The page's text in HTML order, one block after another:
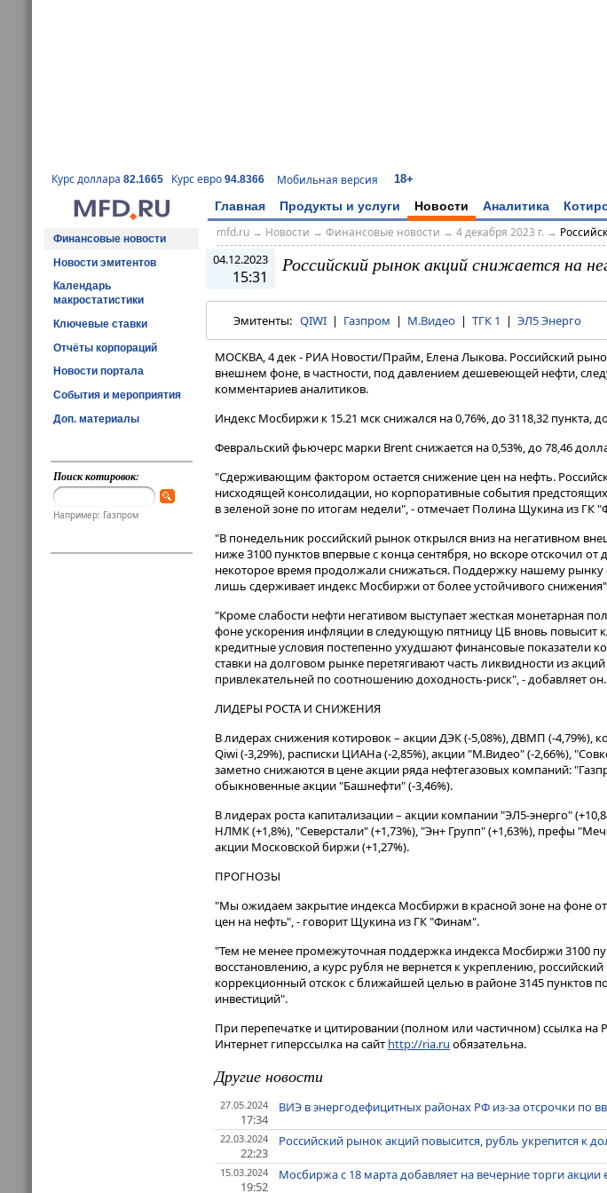
Курс доллара 82.1665 Курс евро 94.8366 Мобильная версия 18+
Главная Продукты и услуги Новости Аналитика
Финансовые новости
Новости эмитентов
Календарь
макростатистики
Ключевые ставки
Отчёты корпораций
Новости портала
События и мероприятия
Доп. материалы
Поиск котировок:
Например: Газпром
mfd.ru→ Новости → Финансовые новости → 4 декабря 2023 г. →
04.12.2023
15:31
Российский рынок акций снижается на
Эмитенты: QIWI | Газпром | М.Видео | ТГК 1 | ЭЛ5 Энерго
МОСКВА, 4 дек - РИА Новости/Прайм, Елена Лыкова. Российский
внешнем фоне, в частности, под давлением дешевеющей нефти,
комментариев аналитиков.
Индекс Мосбиржи к 15​​​.21 мск снижался на 0,76%, до 3118,32 пункта,
Февральский фьючерс марки Brent снижается на 0,53%, до 78,46
"Сдерживающим фактором остается снижение цен на нефть.
нисходящей консолидации, но корпоративные события
в зеленой зоне по итогам недели", - отмечает Полина Щукина из ГК
"В понедельник российский рынок открылся вниз на негативном
ниже 3100 пунктов впервые с конца сентября, но вскоре отскочил
некоторое время продолжали снижаться. Поддержку нашему рынку
лишь сдерживает индекс Мосбиржи от более устойчивого
"Кроме слабости нефти негативом выступает жесткая монетарная
фоне ускорения инфляции в следующую пятницу ЦБ вновь повысит
кредитные условия постепенно ухудшают финансовые показатели
ставки на долговом рынке перетягивают часть ликвидности из
привлекательней по соотношению доходность-риск", - добавляет он.
ЛИДЕРЫ РОСТА И СНИЖЕНИЯ
В лидерах снижения котировок – акции ДЭК (-5,08%), ДВМП (-4,79%),
Qiwi (-3,29%), расписки ЦИАНа (-2,85%), акции "М.Видео" (-2,66%),
заметно снижаются в цене акции ряда нефтегазовых компаний:
обыкновенные акции "Башнефти" (-3,46%).
В лидерах роста капитализации – акции компании "ЭЛ5-энерго"
НЛМК (+1,8%), "Северстали" (+1,73%), "Эн+ Групп" (+1,63%), префы
акции Московской биржи (+1,27%).
ПРОГНОЗЫ
"Мы ожидаем закрытие индекса Мосбиржи в красной зоне на фоне
цен на нефть", - говорит Щукина из ГК "Финам".
"Тем не менее промежуточная поддержка индекса Мосбиржи 3100
восстановлению, а курс рубля не вернется к укреплению,
коррекционный отскок с ближайшей целью в районе 3145 пунктов
инвестиций".
При перепечатке и цитировании (полном или частичном) ссылка на
Интернет гиперссылка на сайт http://ria.ru обязательна.
Другие новости
27.05.2024
17:34
ВИЭ в энергодефицитных районах РФ из-за отсрочки по
22.03.2024
22:23
Российский рынок акций повысится, рубль укрепится к
15.03.2024
19:52
Мосбиржа с 18 марта добавляет на вечерние торги